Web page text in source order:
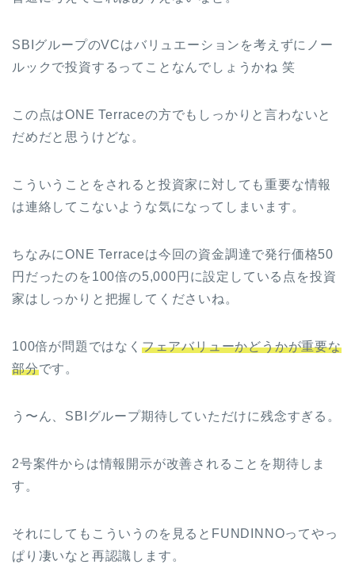
SBIグループのVCはバリュエーションを考えずにノー
ルックで投資するってことなんでしょうかね 笑
この点はONE Terraceの方でもしっかりと言わないと
だめだと思うけどな。
こういうことをされると投資家に対しても重要な情報
は連絡してこないような気になってしまいます。
ちなみにONE Terraceは今回の資金調達で発行価格50
円だったのを100倍の5,000円に設定している点を投資
家はしっかりと把握してくださいね。
100倍が問題ではなく フェアバリューかどうかが重要な
部分です。
う〜ん、SBIグループ期待していただけに残念すぎる。
2号案件からは情報開示が改善されることを期待しま
す。
それにしてもこういうのを見るとFUNDINNOってやっ
ぱり凄いなと再認識します。